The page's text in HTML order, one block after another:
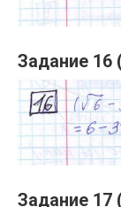
Задание 16
Задание 17